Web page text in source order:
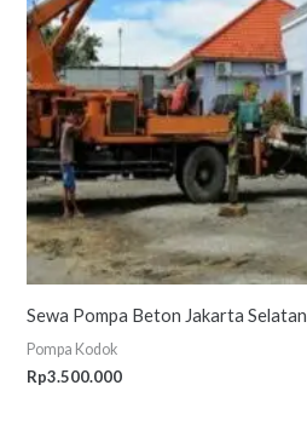
Sewa Pompa Beton Jakarta Selatan
Pompa Kodok
Rp3.500.000